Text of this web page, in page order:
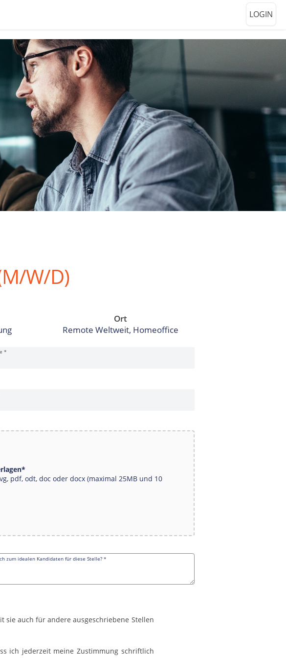
LOGIN
W/D)
Ort
Remote Weltweit, Homeoffice
*
*
pdf, odt, doc oder docx (maximal 25MB und 10
zum idealen Kandidaten für diese Stelle? *
sie auch für andere ausgeschriebene Stellen
ich jederzeit meine Zustimmung schriftlich